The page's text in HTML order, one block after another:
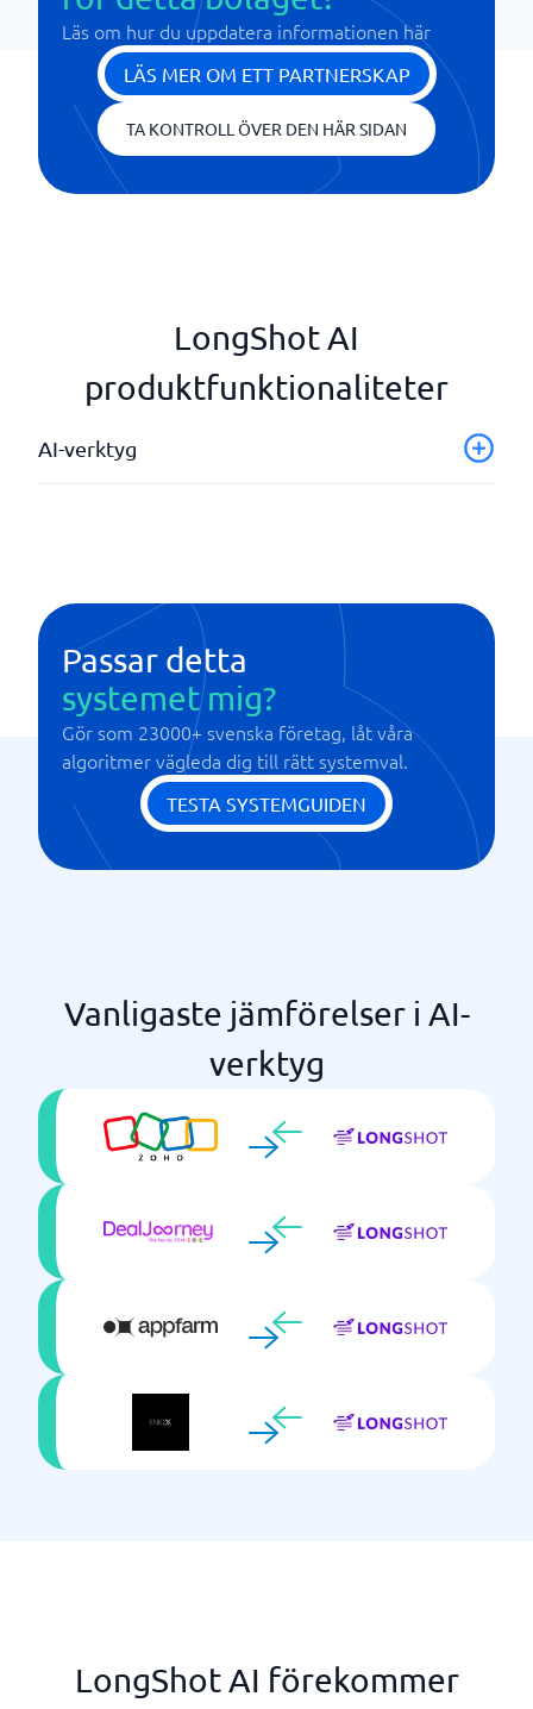
Läs om hur du uppdatera informationen här
LÄS MER OM ETT PARTNERSKAP
TA KONTROLL ÖVER DEN HÄR SIDAN
LongShot AI
produktfunktionaliteter
AI-verktyg
Passar detta
systemet mig?
Gör som 23000+ svenska företag, låt våra
algoritmer vägleda dig till rätt systemval.
TESTA SYSTEMGUIDEN
Vanligaste jämförelser i AI-
verktyg
LongShot AI förekommer